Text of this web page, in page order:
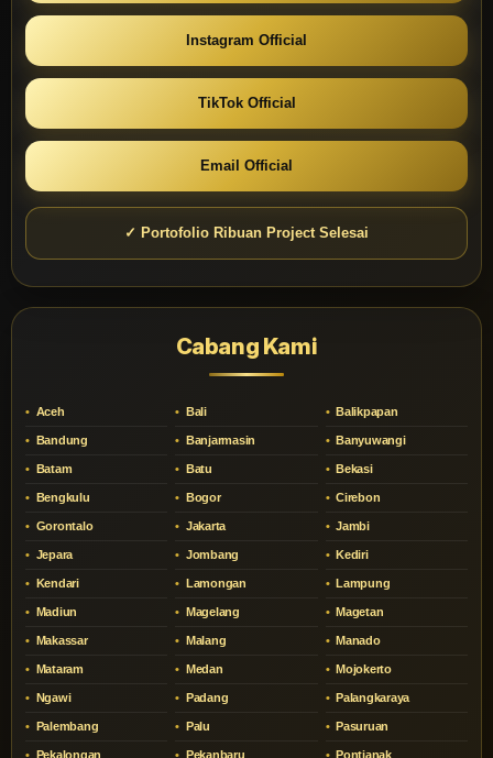
Instagram Official
TikTok Official
Email Official
✓ Portofolio Ribuan Project Selesai
Cabang Kami
Aceh Bali Balikpapan
Bandung Banjarmasin Banyuwangi
Batam Batu Bekasi
Bengkulu Bogor Cirebon
Gorontalo Jakarta Jambi
Jepara Jombang Kediri
Kendari Lamongan Lampung
Madiun Magelang Magetan
Makassar Malang Manado
Mataram Medan Mojokerto
Ngawi Padang Palangkaraya
Palembang Palu Pasuruan
Pekalongan Pekanbaru Pontianak